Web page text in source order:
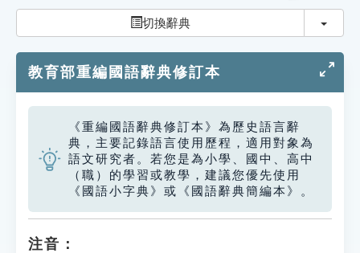
單字索引
生命大百科索引
遊戲專區
教學應用
貓頭鷹博士
切換辭典 切換
教育部重編國語辭典修訂本
《重編國語辭典修訂本》為歷史語言辭
典，主要記錄語言使用歷程，適用對象為
語文研究者。若您是為小學、國中、高中
（職）的學習或教學，建議您優先使用
《國語小字典》或《國語辭典簡編本》。
注音：